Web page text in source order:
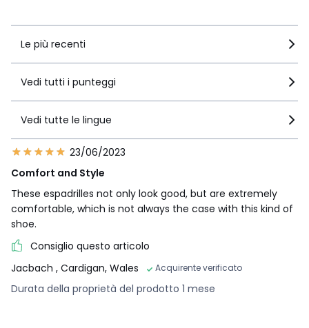
Le più recenti
Vedi tutti i punteggi
Vedi tutte le lingue
23/06/2023
Comfort and Style
These espadrilles not only look good, but are extremely
comfortable, which is not always the case with this kind of
shoe.
Consiglio questo articolo
Jacbach , Cardigan, Wales Acquirente verificato
Durata della proprietà del prodotto 1 mese